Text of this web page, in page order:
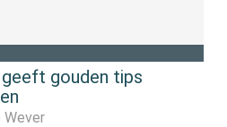
gouden tips
Wever